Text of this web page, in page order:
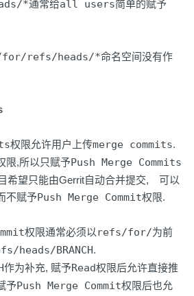
*通常给all users简单的赋予
refs/heads/*命名空间没有作
权限允许用户上传merge commits.
限,所以只赋予Push Merge Commits
希望只能由Gerrit自动合并提交, 可以
不赋予Push Merge Commit权限.
权限通常必须以 refs/for/为前
BRANCH.
作为补充, 赋予Read权限后允许直接推
予Push Merge Commit权限后也允